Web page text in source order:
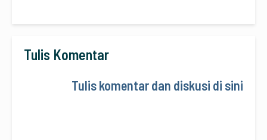
Tulis Komentar
Tulis komentar dan diskusi di sini